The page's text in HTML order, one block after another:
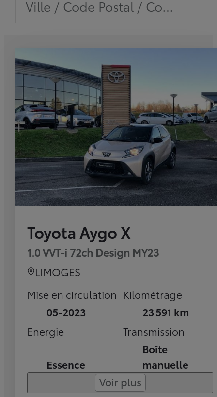
Ville / Code Postal / Concession
Toyota Aygo X
1.0 VVT-i 72ch Design MY23
LIMOGES
Mise en circulation
05-2023
Kilométrage
23 591 km
Energie
Essence
Transmission
Boîte
manuelle
Voir plus